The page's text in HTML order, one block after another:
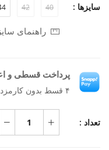
سایزها : 40
42
راهنمای سایز
پرداخت قسطی و
۴ قسط بدون کارمزد، ماهانه ۷۹۵٬۲۹۵ تومان
تعداد :